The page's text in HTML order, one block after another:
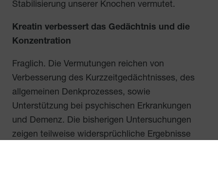
Stabilisierung unserer Knochen vermutet.
Kreatin verbessert das Gedächtnis und die
Konzentration
Fraglich. Die Vermutungen reichen von
Verbesserung des Kurzzeitgedächtnisses, des
allgemeinen Denkprozesses, sowie
Unterstützung bei psychischen Erkrankungen
und Demenz. Die bisherigen Untersuchungen
zeigen teilweise widersprüchliche Ergebnisse